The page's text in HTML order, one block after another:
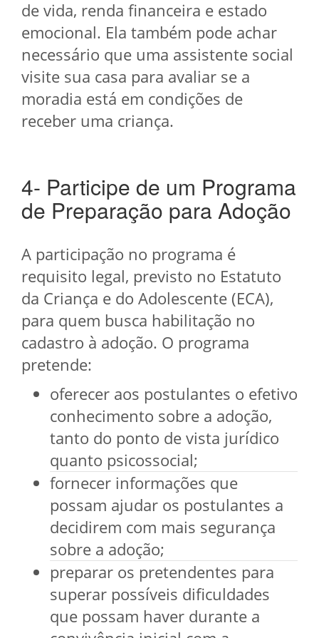
de vida, renda financeira e estado
emocional. Ela também pode achar
necessário que uma assistente social
visite sua casa para avaliar se a
moradia está em condições de
receber uma criança.
4- Participe de um Programa
de Preparação para Adoção
A participação no programa é
requisito legal, previsto no Estatuto
da Criança e do Adolescente (ECA),
para quem busca habilitação no
cadastro à adoção. O programa
pretende:
oferecer aos postulantes o efetivo
conhecimento sobre a adoção,
tanto do ponto de vista jurídico
quanto psicossocial;
fornecer informações que
possam ajudar os postulantes a
decidirem com mais segurança
sobre a adoção;
preparar os pretendentes para
superar possíveis dificuldades
que possam haver durante a